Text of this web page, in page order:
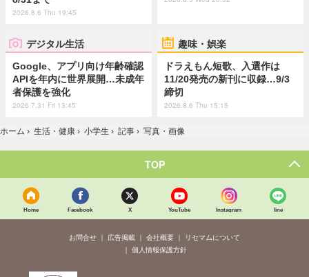
2026.8.6 Thu 19:45
デジタル生活
Google、アプリ向け年齢確認
APIを年内に世界展開…未成年
者保護を強化
2026.7.31 Fri 13:45
趣味・娯楽
ドラえもん短歌、入選作は
11/20発売の新刊に収録…9/3
締切
2026.8.6 Thu 15:15
ホーム › 生活・健康 › 小学生 › 記事 › 写真・画像
TOP
Home Facebook X YouTube Instagram line
お問合せ 広告掲載 会社概要
リセマムについて
個人情報保護方針